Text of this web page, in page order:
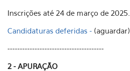
Inscrições até 24 de março de 2025.
Candidaturas deferidas - (aguardar)
---------------------------------------
2 - APURAÇÃO